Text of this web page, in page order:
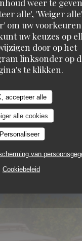
weer te
alle', 'Weiger
om uw
uw keuzes op
door op het
linksonder op
te klikken.
accepteer alle
alle cookies
Personaliseer
van
Cookiebeleid
97217 Les